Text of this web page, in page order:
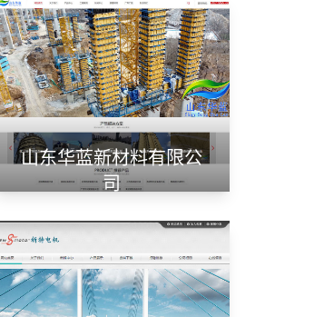
山东华蓝新材料有限公
司